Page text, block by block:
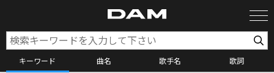
キーワード 曲名 歌手名 歌詞